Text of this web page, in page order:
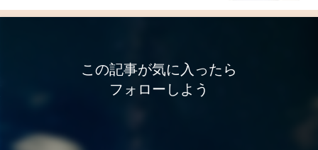
この記事が気に入ったら
フォローしよう